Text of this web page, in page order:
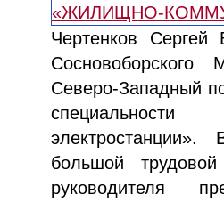
Чертенков Сергей
Северо-Западный
большой
руководителя